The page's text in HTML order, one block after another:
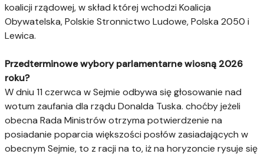
koalicji rządowej, w skład której wchodzi Koalicja
Obywatelska, Polskie Stronnictwo Ludowe, Polska 2050 i
Lewica.
Przedterminowe wybory parlamentarne wiosną 2026
roku?
W dniu 11 czerwca w Sejmie odbywa się głosowanie nad
wotum zaufania dla rządu Donalda Tuska. choćby jeżeli
obecna Rada Ministrów otrzyma potwierdzenie na
posiadanie poparcia większości posłów zasiadających w
obecnym Sejmie, to z racji na to, iż na horyzoncie rysuje się